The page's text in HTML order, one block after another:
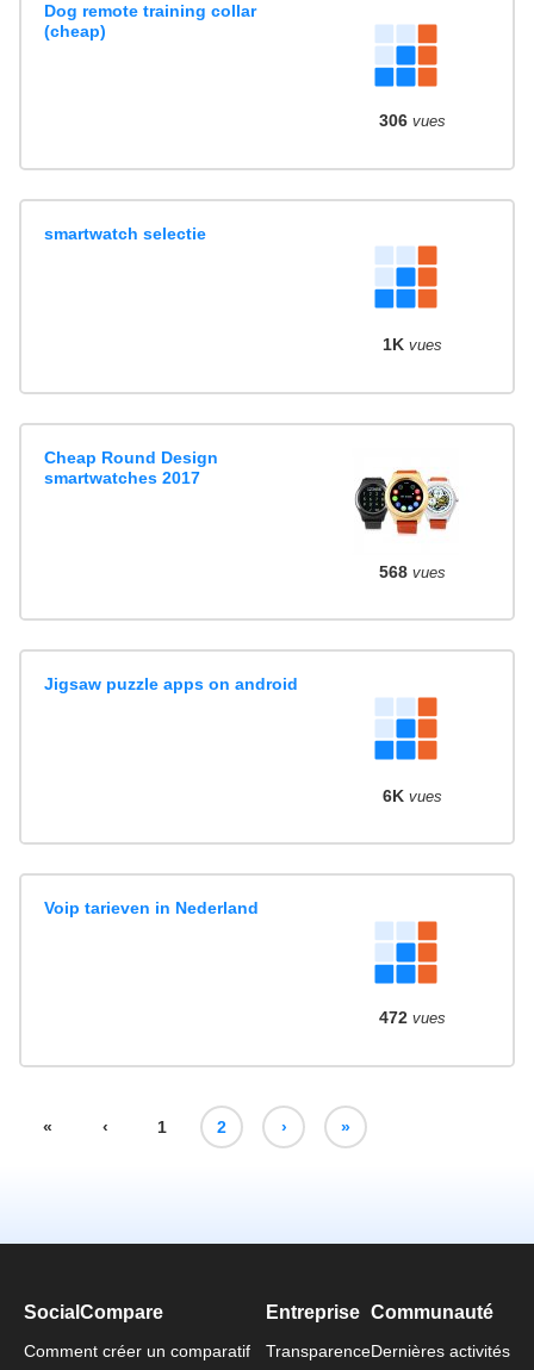
Dog remote training collar
(cheap)
306 vues
smartwatch selectie
1K vues
Cheap Round Design
smartwatches 2017
568 vues
Jigsaw puzzle apps on android
6K vues
Voip tarieven in Nederland
472 vues
« ‹ 1 2 › »
SocialCompare
Comment créer un comparatif
Entreprise
Transparence
Communauté
Dernières activités